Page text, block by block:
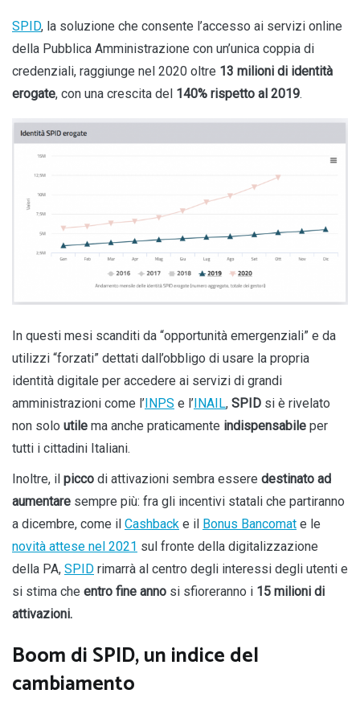
SPID, la soluzione che consente l’accesso ai servizi online
della Pubblica Amministrazione con un’unica coppia di
credenziali, raggiunge nel 2020 oltre 13 milioni di identità
erogate, con una crescita del 140% rispetto al 2019.
In questi mesi scanditi da “opportunità emergenziali” e da
utilizzi “forzati” dettati dall’obbligo di usare la propria
identità digitale per accedere ai servizi di grandi
amministrazioni come l’INPS e l’INAIL, SPID si è rivelato
non solo utile ma anche praticamente indispensabile per
tutti i cittadini Italiani.
Inoltre, il picco di attivazioni sembra essere destinato ad
aumentare sempre più: fra gli incentivi statali che partiranno
a dicembre, come il Cashback e il Bonus Bancomat e le
novità attese nel 2021 sul fronte della digitalizzazione
della PA, SPID rimarrà al centro degli interessi degli utenti e
si stima che entro fine anno si sfioreranno i 15 milioni di
attivazioni.
Boom di SPID, un indice del
cambiamento